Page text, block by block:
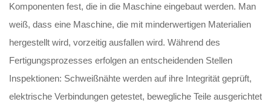
Komponenten fest, die in die Maschine eingebaut werden. Man
weiß, dass eine Maschine, die mit minderwertigen Materialien
hergestellt wird, vorzeitig ausfallen wird. Während des
Fertigungsprozesses erfolgen an entscheidenden Stellen
Inspektionen: Schweißnähte werden auf ihre Integrität geprüft,
elektrische Verbindungen getestet, bewegliche Teile ausgerichtet